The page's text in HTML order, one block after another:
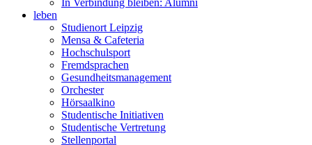
In Verbindung bleiben: Alumni
leben
Studienort Leipzig
Mensa & Cafeteria
Hochschulsport
Fremdsprachen
Gesundheitsmanagement
Orchester
Hörsaalkino
Studentische Initiativen
Studentische Vertretung
Stellenportal